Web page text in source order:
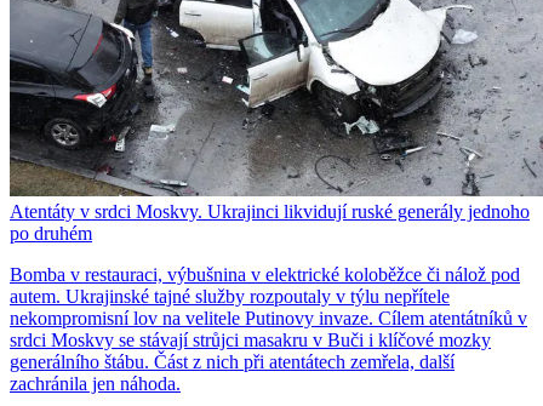
Atentáty v srdci Moskvy. Ukrajinci likvidují ruské generály jednoho
po druhém
Bomba v restauraci, výbušnina v elektrické koloběžce či nálož pod
autem. Ukrajinské tajné služby rozpoutaly v týlu nepřítele
nekompromisní lov na velitele Putinovy invaze. Cílem atentátníků v
srdci Moskvy se stávají strůjci masakru v Buči i klíčové mozky
generálního štábu. Část z nich při atentátech zemřela, další
zachránila jen náhoda.